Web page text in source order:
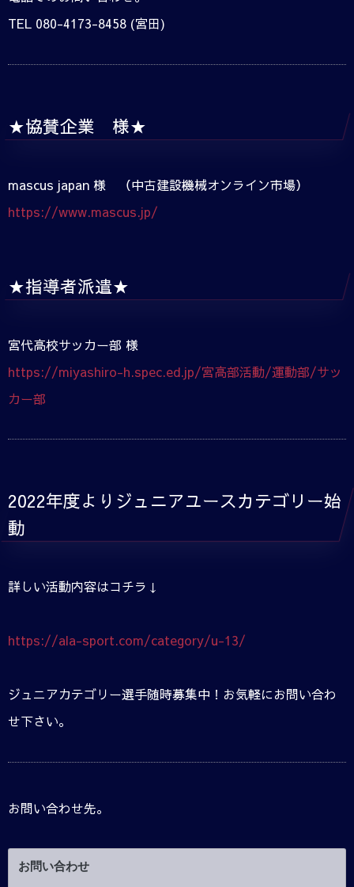
TEL 080-4173-8458 (宮田)
★協賛企業 様★
mascus japan 様 （中古建設機械オンライン市場）
https://www.mascus.jp/
★指導者派遣★
宮代高校サッカー部 様
https://miyashiro-h.spec.ed.jp/宮高部活動/運動部/サッ
カー部
2022年度よりジュニアユースカテゴリー始
動
詳しい活動内容はコチラ↓
https://ala-sport.com/category/u-13/
ジュニアカテゴリー選手随時募集中！お気軽にお問い合わ
せ下さい。
お問い合わせ先。